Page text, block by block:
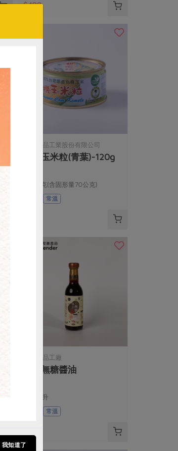
$480
青葉食品工業股份有限公司
有機玉米粒(青葉)-120g
120公克(含固形量70公克)
常溫
)
民生食品工廠
本土無糖醬油
300毫升
常溫
我知道了